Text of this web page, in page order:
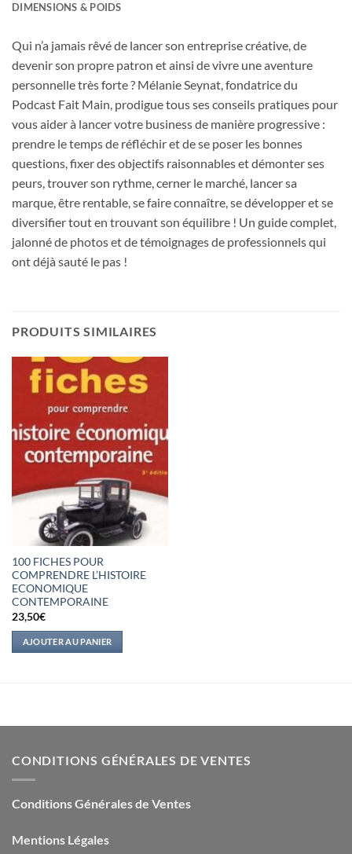
DIMENSIONS & POIDS
Qui n’a jamais rêvé de lancer son entreprise créative, de
devenir son propre patron et ainsi de vivre une aventure
personnelle très forte ? Mélanie Seynat, fondatrice du
Podcast Fait Main, prodigue tous ses conseils pratiques pour
vous aider à lancer votre business de manière progressive :
prendre le temps de réfléchir et de se poser les bonnes
questions, fixer des objectifs raisonnables et démonter ses
peurs, trouver son rythme, cerner le marché, lancer sa
marque, être rentable, se faire connaître, se développer et se
diversifier tout en trouvant son équilibre ! Un guide complet,
jalonné de photos et de témoignages de professionnels qui
ont déjà sauté le pas !
PRODUITS SIMILAIRES
100 FICHES POUR
COMPRENDRE L’HISTOIRE
ECONOMIQUE
CONTEMPORAINE
23,50€
AJOUTER AU PANIER
CONDITIONS GÉNÉRALES DE VENTES
Conditions Générales de Ventes
Mentions Légales